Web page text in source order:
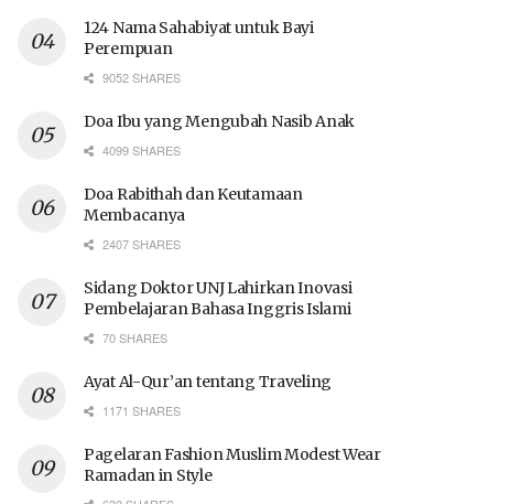
124 Nama Sahabiyat untuk Bayi
Perempuan
9052 SHARES
Doa Ibu yang Mengubah Nasib Anak
4099 SHARES
Doa Rabithah dan Keutamaan
Membacanya
2407 SHARES
Sidang Doktor UNJ Lahirkan Inovasi
Pembelajaran Bahasa Inggris Islami
70 SHARES
Ayat Al-Qur’an tentang Traveling
1171 SHARES
Pagelaran Fashion Muslim Modest Wear
Ramadan in Style